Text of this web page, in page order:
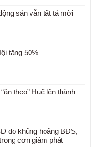
sản vẫn tất tả mời
tăng 50%
theo” Huế lên thành
do khủng hoảng BĐS,
cơn giảm phát